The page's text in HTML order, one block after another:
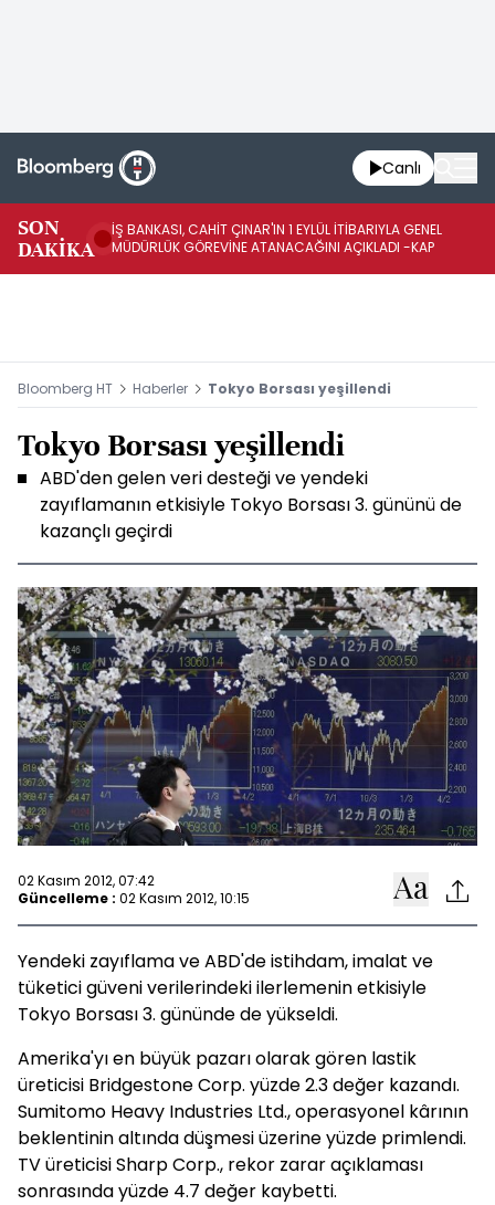
Canlı
SON
DAKİKA
İŞ BANKASI, CAHİT ÇINAR'IN 1 EYLÜL İTİBARIYLA GENEL
MÜDÜRLÜK GÖREVİNE ATANACAĞINI AÇIKLADI -KAP
Bloomberg HT Haberler Tokyo Borsası yeşillendi
Tokyo Borsası yeşillendi
ABD'den gelen veri desteği ve yendeki
zayıflamanın etkisiyle Tokyo Borsası 3. gününü de
kazançlı geçirdi
02 Kasım 2012, 07:42
Güncelleme : 02 Kasım 2012, 10:15
Yendeki zayıflama ve ABD'de istihdam, imalat ve
tüketici güveni verilerindeki ilerlemenin etkisiyle
Tokyo Borsası 3. gününde de yükseldi.
Amerika'yı en büyük pazarı olarak gören lastik
üreticisi Bridgestone Corp. yüzde 2.3 değer kazandı.
Sumitomo Heavy Industries Ltd., operasyonel kârının
beklentinin altında düşmesi üzerine yüzde primlendi.
TV üreticisi Sharp Corp., rekor zarar açıklaması
sonrasında yüzde 4.7 değer kaybetti.